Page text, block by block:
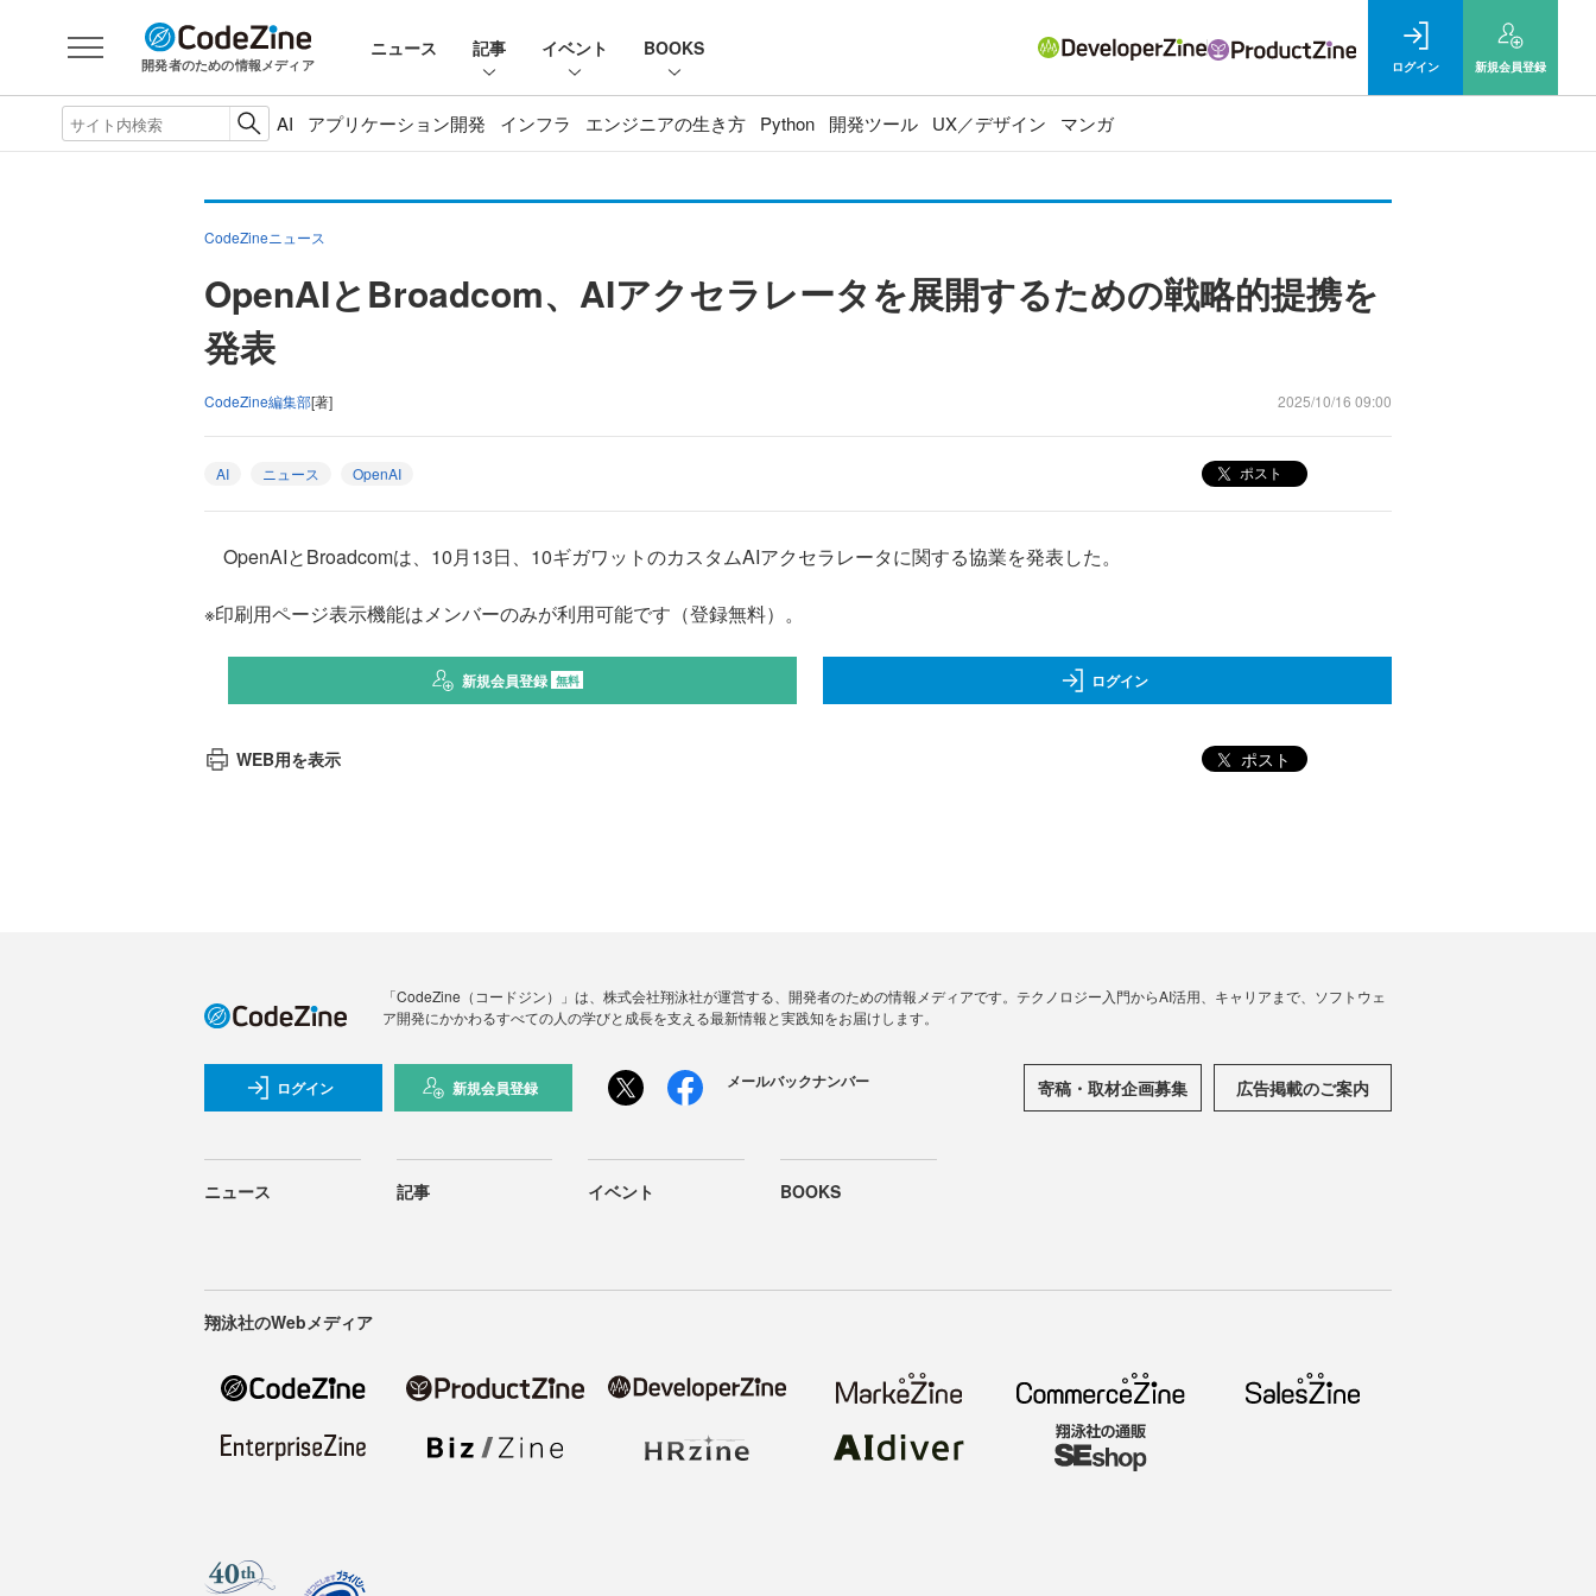
開発者のための情報メディア
ニュース 記事 イベント BOOKS
ログイン 新規会員登録
AI アプリケーション開発 インフラ エンジニアの生き方 Python 開発ツール UX／デザイン マンガ
CodeZineニュース
OpenAIとBroadcom、AIアクセラレータを展開するための戦略的提携を
発表
CodeZine編集部[著] 2025/10/16 09:00
AI ニュース OpenAI ポスト
OpenAIとBroadcomは、10月13日、10ギガワットのカスタムAIアクセラレータに関する協業を発表した。
※印刷用ページ表示機能はメンバーのみが利用可能です（登録無料）。
新規会員登録 無料 ログイン
WEB用を表示 ポスト
「CodeZine（コードジン）」は、株式会社翔泳社が運営する、開発者のための情報メディアです。テクノロジー入門からAI活用、キャリアまで、ソフトウェ
ア開発にかかわるすべての人の学びと成長を支える最新情報と実践知をお届けします。
ログイン 新規会員登録 メールバックナンバー 寄稿・取材企画募集 広告掲載のご案内
ニュース 記事 イベント BOOKS
翔泳社のWebメディア